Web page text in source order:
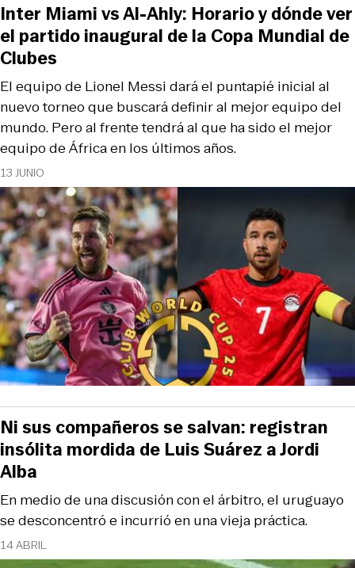
13 JUNIO
El equipo de Lionel Messi dará el puntapié inicial al
nuevo torneo que buscará definir al mejor equipo del
mundo. Pero al frente tendrá al que ha sido el mejor
equipo de África en los últimos años.
Inter Miami vs Al-Ahly: Horario y dónde ver
el partido inaugural de la Copa Mundial de
Clubes
14 ABRIL
En medio de una discusión con el árbitro, el uruguayo
se desconcentró e incurrió en una vieja práctica.
Ni sus compañeros se salvan: registran
insólita mordida de Luis Suárez a Jordi
Alba